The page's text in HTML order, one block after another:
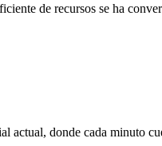
de recursos se ha
donde cada minuto